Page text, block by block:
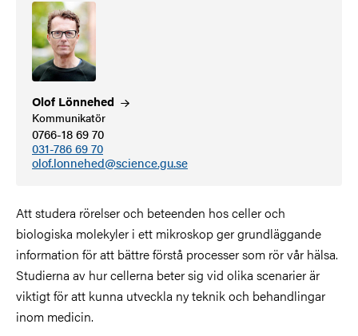
Olof Lönnehed
Kommunikatör
0766-18 69 70
031-786 69 70
olof.lonnehed@science.gu.se
Att studera rörelser och beteenden hos celler och
biologiska molekyler i ett mikroskop ger grundläggande
information för att bättre förstå processer som rör vår hälsa.
Studierna av hur cellerna beter sig vid olika scenarier är
viktigt för att kunna utveckla ny teknik och behandlingar
inom medicin.